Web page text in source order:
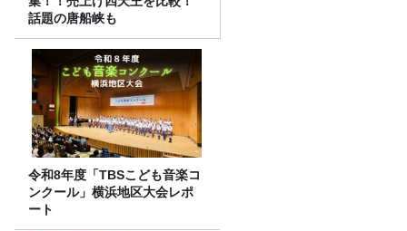
話題の唐船峡も
令和8年度「TBSこども音楽コ
ンクール」横浜地区大会レポ
ート